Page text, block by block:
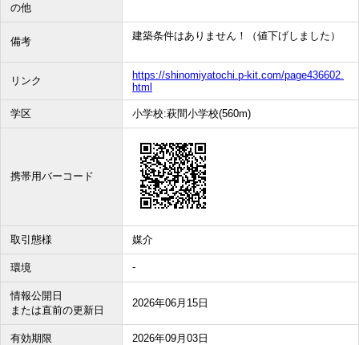
の他
備考 建築条件はありません！（値下げしました）
リンク
https://shinomiyatochi.p-kit.com/page436602.
html
学区 小学校:萩間小学校(560m)
携帯用バーコード
取引態様 媒介
環境 -
情報公開日
または直前の更新日
2026年06月15日
有効期限 2026年09月03日